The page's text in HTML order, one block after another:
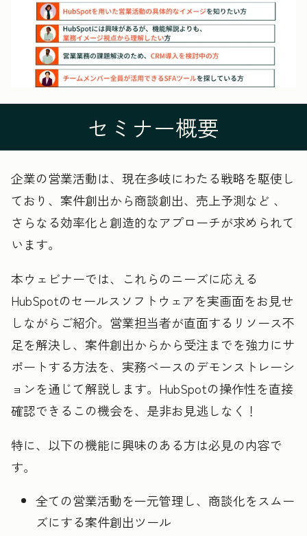
セミナー概要
企業の営業活動は、現在多岐にわたる戦略を駆使し
ており、案件創出から商談創出、売上予測など 、
さらなる効率化と創造的なアプローチが求められて
います。
本ウェビナーでは、これらのニーズに応える
HubSpotのセールスソフトウェアを実画面をお見せ
しながらご紹介。営業担当者が直面するリソース不
足を解決し、案件創出からから受注までを強力にサ
ポートする方法を、実務ベースのデモンストレーシ
ョンを通じて解説します。HubSpotの操作性を直接
確認できるこの機会を、是非お見逃しなく！
特に、以下の機能に興味のある方は必見の内容で
す。
全ての営業活動を一元管理し、商談化をスムー
ズにする案件創出ツール